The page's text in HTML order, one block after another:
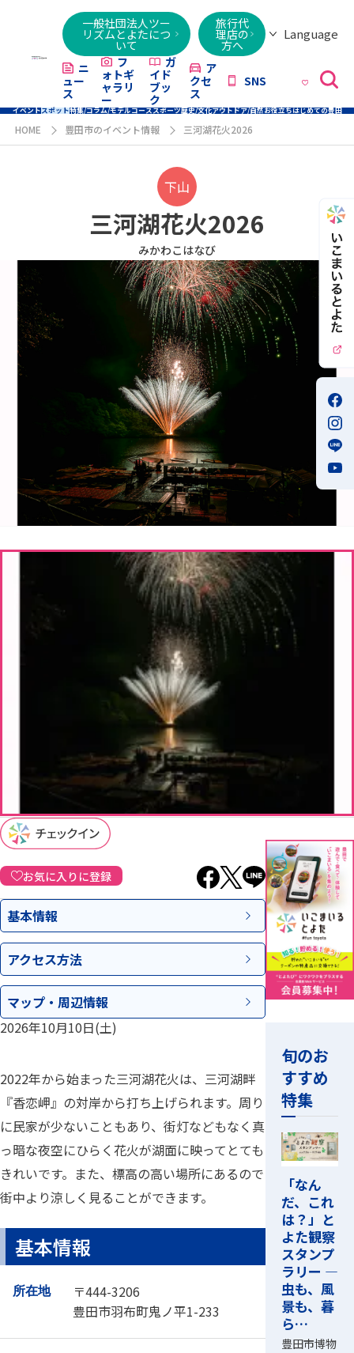
一般社団法人ツー
リズムとよたにつ
いて
旅行代
理店の
方へ
Language
Việt
ニ
ュー
ス
フ
ォトギ
ャラリ
ー
ガ
イド
ブッ
ク
ア
クセ
ス
SNS
イベントスポット特集/コラム/モデルコーススポーツ歴史/文化アウトドア/自然お役立ちはじめての豊田
HOME 豊田市のイベント情報 三河湖花火2026
下山
三河湖花火2026
みかわこはなび
お気に入りに登録
基本情報
アクセス方法
マップ・ 周辺情報
2026年10月10日(土)
2022年から始まった三河湖花火は、三河湖畔
『香恋岬』の対岸から打ち上げられます。周り
に民家が少ないこともあり、街灯などもなく真
っ暗な夜空にひらく花火が湖面に映ってとても
きれいです。また、標高の高い場所にあるので
街中より涼しく見ることができます。
基本情報
所在地
〒444-3206
豊田市羽布町鬼ノ平1-233
旬のお
すすめ
特集
「なん
だ、これ
は？」と
よた観察
スタンプ
ラリー ―
虫も、風
景も、暮
ら…
豊田市博物